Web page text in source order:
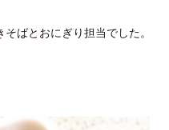
ばとおにぎり担当でした。